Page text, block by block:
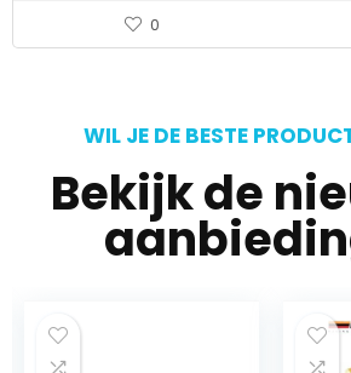
0
WIL JE DE BESTE
Bekijk de